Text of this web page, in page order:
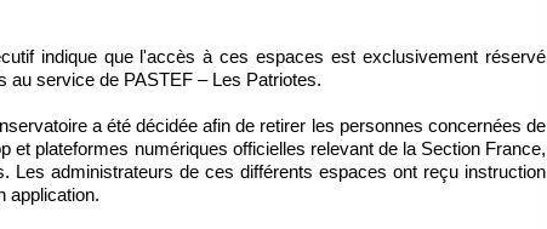
indique que l'accès à ces espaces est exclusivement réservé
au service de PASTEF – Les Patriotes.
a été décidée afin de retirer les personnes concernées de
et plateformes numériques officielles relevant de la Section France,
Les administrateurs de ces différents espaces ont reçu instruction
application.